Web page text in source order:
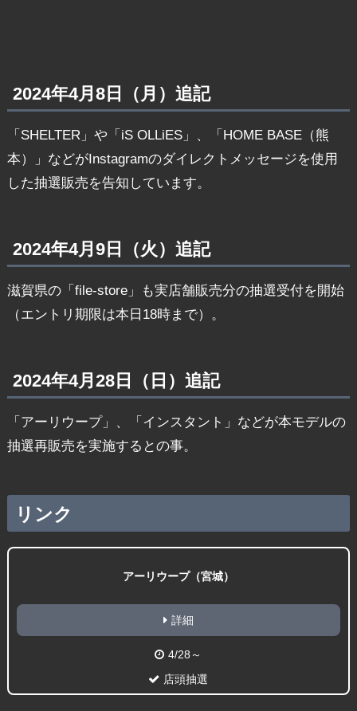
2024年4月8日（月）追記
「SHELTER」や「iS OLLiES」、「HOME BASE（熊
本）」などがInstagramのダイレクトメッセージを使用
した抽選販売を告知しています。
2024年4月9日（火）追記
滋賀県の「file-store」も実店舗販売分の抽選受付を開始
（エントリ期限は本日18時まで）。
2024年4月28日（日）追記
「アーリウープ」、「インスタント」などが本モデルの
抽選再販売を実施するとの事。
リンク
アーリウープ（宮城）
詳細
4/28～
店頭抽選